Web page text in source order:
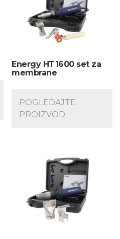
Energy HT1600 set za
membrane
POGLEDAJTE
PROIZVOD